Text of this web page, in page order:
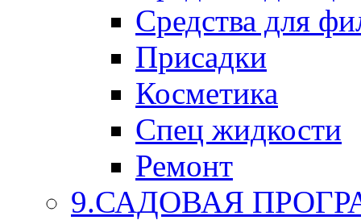
Средства для
Присадки
Косметика
Спец жидкости
Ремонт
9.САДОВАЯ